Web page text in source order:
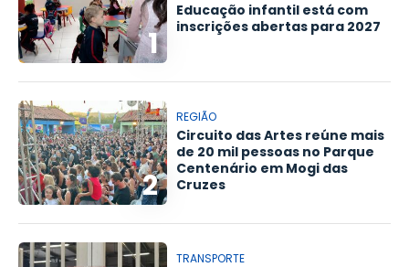
1
Educação infantil está com
inscrições abertas para 2027
2
REGIÃO
Circuito das Artes reúne mais
de 20 mil pessoas no Parque
Centenário em Mogi das
Cruzes
TRANSPORTE